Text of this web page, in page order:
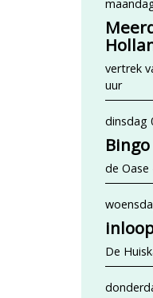
vertrek
uur
dinsdag
de Oase
De